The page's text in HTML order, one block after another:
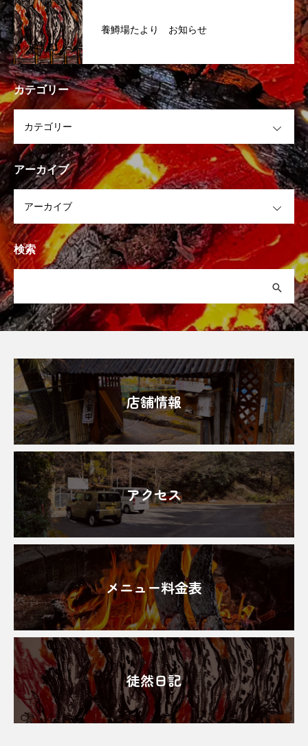
養鱒場たより お知らせ
カテゴリー
アーカイブ
検索
店舗情報
アクセス
メニュー料金表
徒然日記